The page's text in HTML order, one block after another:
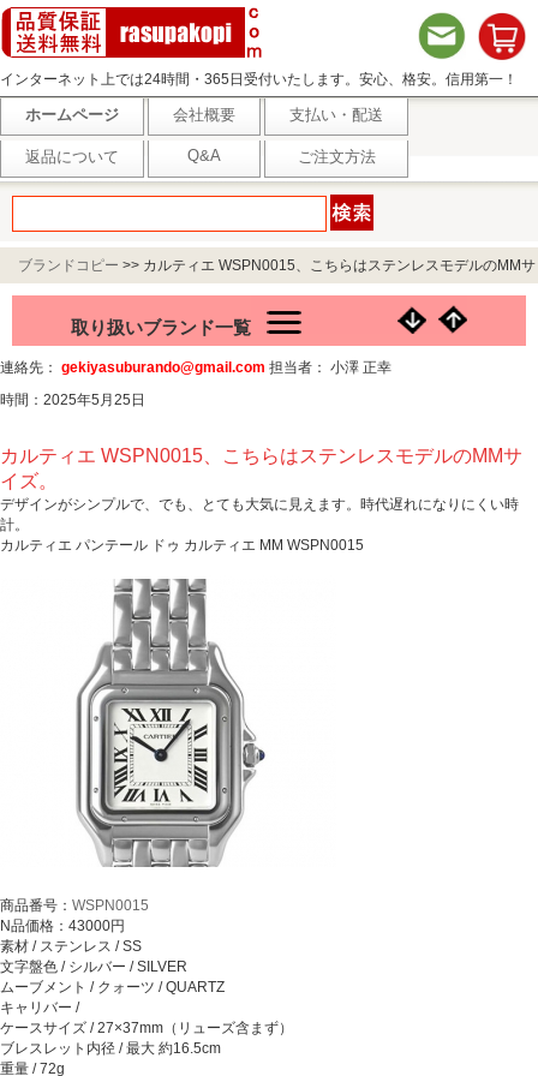
インターネット上では24時間・365日受付いたします。安心、格安。信用第一！
ホームページ 会社概要 支払い・配送
返品について Q&A ご注文方法
ブランドコピー >> カルティエ WSPN0015、こちらはステンレスモデルのMMサ
取り扱いブランド一覧
連絡先： gekiyasuburando@gmail.com 担当者： 小澤 正幸
時間：2025年5月25日
カルティエ WSPN0015、こちらはステンレスモデルのMMサ
イズ。
デザインがシンプルで、でも、とても大気に見えます。時代遅れになりにくい時
計。
カルティエ パンテール ドゥ カルティエ MM WSPN0015
商品番号： WSPN0015
N品価格：43000円
素材 / ステンレス / SS
文字盤色 / シルバー / SILVER
ムーブメント / クォーツ / QUARTZ
キャリバー /
ケースサイズ / 27×37mm（リューズ含まず）
ブレスレット内径 / 最大 約16.5cm
重量 / 72g